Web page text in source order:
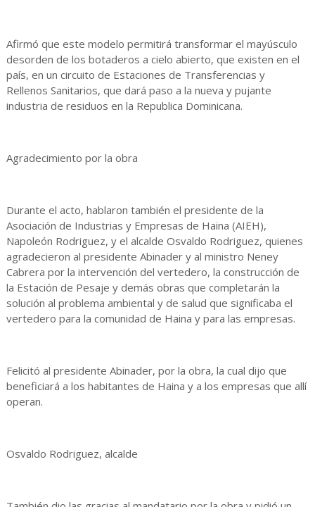
Afirmó que este modelo permitirá transformar el mayúsculo
desorden de los botaderos a cielo abierto, que existen en el
país, en un circuito de Estaciones de Transferencias y
Rellenos Sanitarios, que dará paso a la nueva y pujante
industria de residuos en la Republica Dominicana.
Agradecimiento por la obra
Durante el acto, hablaron también el presidente de la
Asociación de Industrias y Empresas de Haina (AIEH),
Napoleón Rodriguez, y el alcalde Osvaldo Rodriguez, quienes
agradecieron al presidente Abinader y al ministro Neney
Cabrera por la intervención del vertedero, la construcción de
la Estación de Pesaje y demás obras que completarán la
solución al problema ambiental y de salud que significaba el
vertedero para la comunidad de Haina y para las empresas.
Felicitó al presidente Abinader, por la obra, la cual dijo que
beneficiará a los habitantes de Haina y a los empresas que allí
operan.
Osvaldo Rodriguez, alcalde